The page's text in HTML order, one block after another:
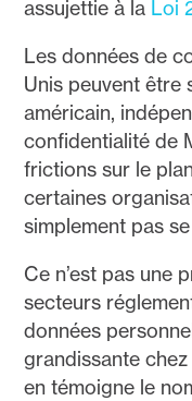
assujettie à la Loi
Les données de
Unis peuvent être
américain,
confidentialité de
frictions sur le
certaines
simplement pas
Ce n’est pas une
secteurs
données
grandissante
en témoigne le